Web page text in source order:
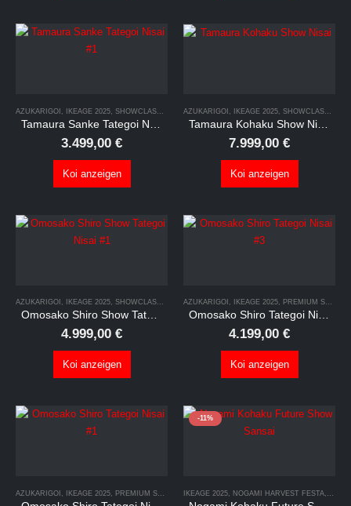
AZUKARIGOI IKEAGE 2025 SHOWCLASS TATEGOI
3.499,00 €
Koi anzeigen
AZUKARIGOI IKEAGE 2025 SHOWCLASS
7.999,00 €
Koi anzeigen
AZUKARIGOI , IKEAGE 2025, SHOWCLASS , TATEGOI
Omosako Shiro Show Tategoi Nisai #1
4.999,00 €
Koi anzeigen
AZUKARIGOI , IKEAGE 2025, PREMIUM SELECTION
Omosako Shiro Tategoi Nisai #3
4.199,00 €
Koi anzeigen
AZUKARIGOI IKEAGE 2025 PREMIUM SELECTION ,TATEGOI
-11%
IKEAGE 2025 NOGAMI HARVEST FESTA